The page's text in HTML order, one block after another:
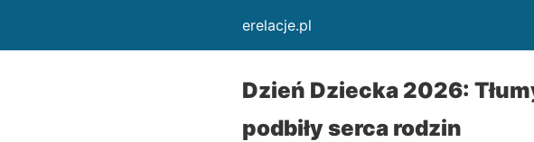
erelacje.pl
Dzień Dziecka 2026:
podbiły serca rodzin